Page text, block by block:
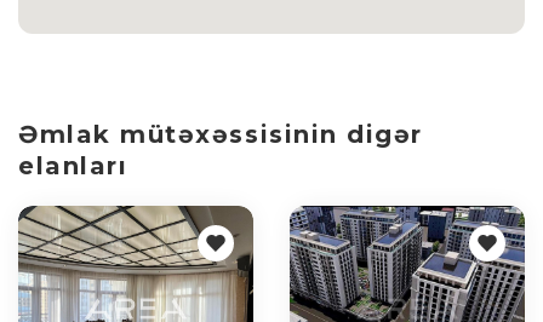
Əmlak mütəxəssisinin digər
elanları